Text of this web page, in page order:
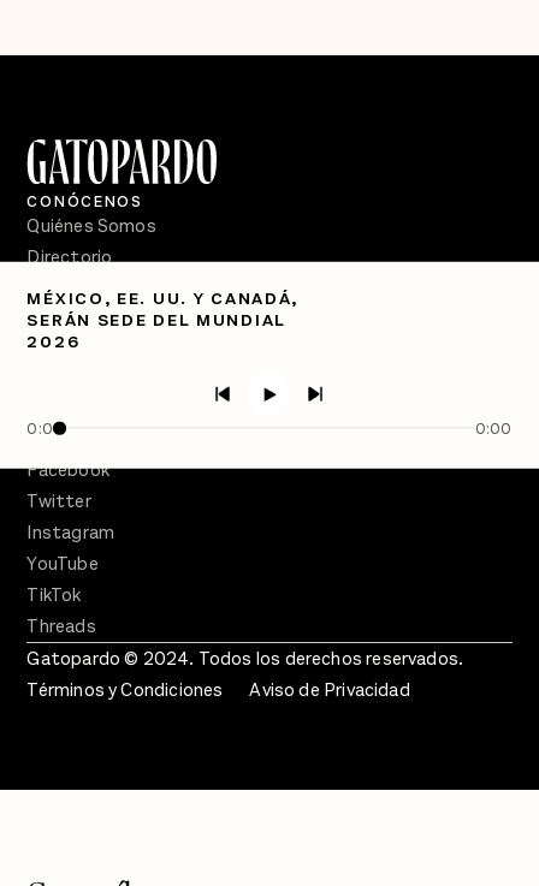
MÉXICO, EE. UU. Y CANADÁ,
SERÁN SEDE DEL MUNDIAL
2026
0:00 0:00
CONÓCENOS
Quiénes Somos
Directorio
PÓDCASTS
Semanario Gatopardo
Facebook
Twitter
Instagram
YouTube
TikTok
Threads
Gatopardo © 2024. Todos los derechos reservados.
Términos y Condiciones
Aviso de Privacidad